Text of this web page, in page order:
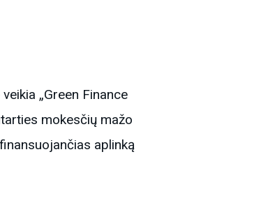
„Green Finance
mokesčių mažo
aplinką